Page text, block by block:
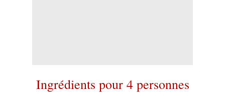
Ingrédients pour 4 personnes